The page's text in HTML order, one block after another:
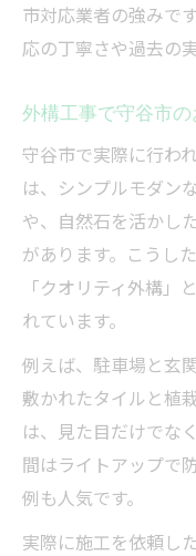
市対応業者の強みで
応の丁寧さや過去の
外構工事で守谷市
守谷市で実際に行わ
は、シンプルモダン
や、自然石を活かし
があります。こうし
「クオリティ外構」
れています。
例えば、駐車場と玄
敷かれたタイルと植
は、見た目だけでな
間はライトアップで
例も人気です。
実際に施工を依頼し